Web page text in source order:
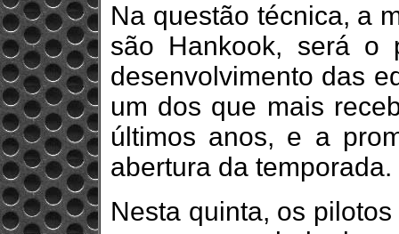
Na questão técnica, a
são Hankook, será o
desenvolvimento das
um dos que mais
últimos anos, e a
abertura da temporada.
Nesta quinta, os